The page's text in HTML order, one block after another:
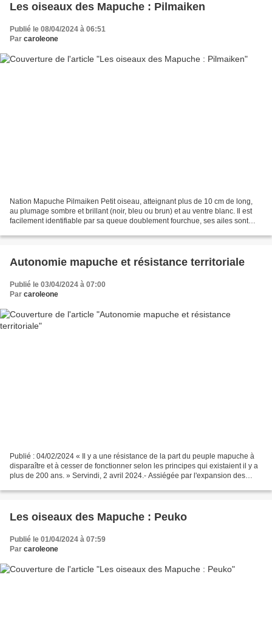
Les oiseaux des Mapuche : Pilmaiken
Publié le 08/04/2024 à 06:51
Par caroleone
Nation Mapuche Pilmaiken Petit oiseau, atteignant plus de 10 cm de long,
au plumage sombre et brillant (noir, bleu ou brun) et au ventre blanc. Il est
facilement identifiable par sa queue doublement fourchue, ses ailes sont
Autonomie mapuche et résistance territoriale
Publié le 03/04/2024 à 07:00
Par caroleone
Publié : 04/02/2024 « Il y a une résistance de la part du peuple mapuche à
disparaître et à cesser de fonctionner selon les principes qui existaient il y a
plus de 200 ans. » Servindi, 2 avril 2024.- Assiégée par l'expansion des
Les oiseaux des Mapuche : Peuko
Publié le 01/04/2024 à 07:59
Par caroleone